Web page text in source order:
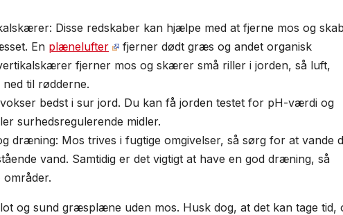
Disse redskaber kan hjælpe med at fjerne mos og
En plænelufter
fjerner dødt græs og andet organisk
fjerner mos og skærer små riller i jorden, så luft,
til rødderne.
bedst i sur jord. Du kan få jorden testet for pH-værdi og
surhedsregulerende midler.
dræning: Mos trives i fugtige omgivelser, så sørg for at vande
vand. Samtidig er det vigtigt at have en god dræning, så
områder.
og sund græsplæne uden mos. Husk dog, at det kan tage tid,